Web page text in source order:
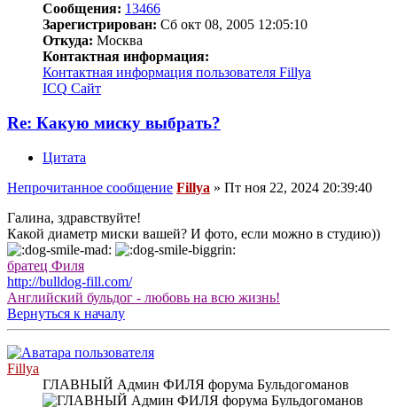
Сообщения: 13466
Зарегистрирован: Сб окт 08, 2005 12:05:10
Откуда: Москва
Контактная информация:
Контактная информация пользователя Fillya
ICQ Сайт
Re: Какую миску выбрать?
Цитата
Непрочитанное сообщение Fillya » Пт ноя 22, 2024 20:39:40
Галина, здравствуйте!
Какой диаметр миски вашей? И фото, если можно в студию))
братец Филя
http://bulldog-fill.com/
Английский бульдог - любовь на всю жизнь!
Вернуться к началу
Fillya
ГЛАВНЫЙ Админ ФИЛЯ форума Бульдогоманов